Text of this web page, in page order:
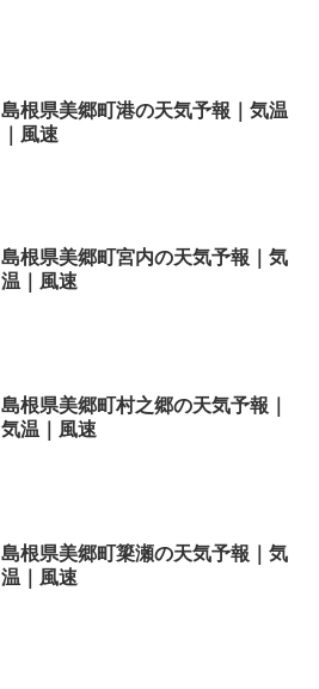
島根県美郷町港の天気予報｜気温
｜風速
島根県美郷町宮内の天気予報｜気
温｜風速
島根県美郷町村之郷の天気予報｜
気温｜風速
島根県美郷町簗瀬の天気予報｜気
温｜風速